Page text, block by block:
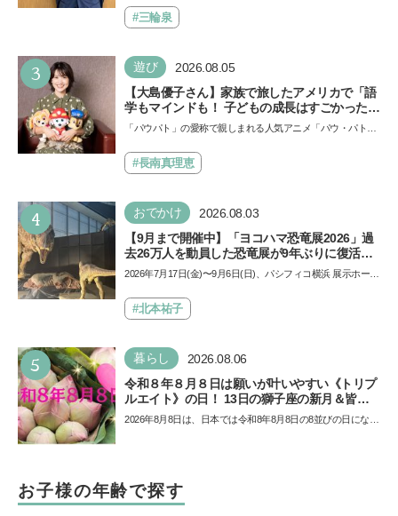
も…#三輪泉
3 遊び 2026.08.05
【大島優子さん】家族で旅したアメリカで「語
学もマインドも！ 子どもの成長はすごかった」
声優をつとめた映画『パウ・パトロール ザ・ダ
イノ・ムービー』ではあきらめなければ何でも
できると子どもに知ってほしい
「パウパト」の愛称で親しまれる人気アニメ「パウ・パトロ
ザ…#長南真理恵
4 おでかけ 2026.08.03
【9月まで開催中】「ヨコハマ恐竜展2026」過
去26万人を動員した恐竜展が9年ぶりに復活！
夏休みのおでかけで楽しむポイントを完全ガイ
2026年7月17日(金)〜9月6日(日)、パシフィコ横浜 展示ホール
催…#北本祐子
5 暮らし 2026.08.06
令和８年８月８日は願いが叶いやすい《トリプ
ルエイト》の日！ 13日の獅子座の新月＆皆既
日食の影響にも注目
2026年8月8日は、日本では令和8年8月8日の8並びの日になり
お子様の年齢で探す